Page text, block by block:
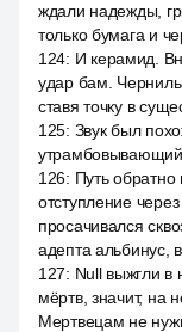
ждали надежды,
только бумага и
124: И керамид.
удар бам.
ставя точку в
125: Звук был
утрамбовывающий
126: Путь
отступление
просачивался
адепта альбинус,
127: Null выжгли в
мёртв, значит, на
Мертвецам не